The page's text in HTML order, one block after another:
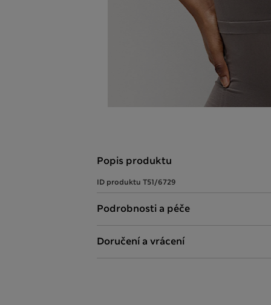
Popis produktu
ID produktu T51/6729
Podrobnosti a péče
Doručení a vrácení